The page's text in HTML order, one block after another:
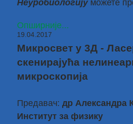
Неуробиологијуможете
Опширније...
19.04.2017
Микросвет у 3Д -
скенирајућа
микроскопија
Предавач: др Александра
Институт за физику